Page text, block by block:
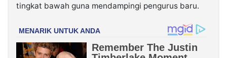
tingkat bawah guna mendampingi pengurus baru.